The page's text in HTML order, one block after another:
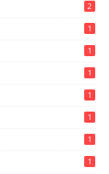
2
1
1
1
1
1
1
1